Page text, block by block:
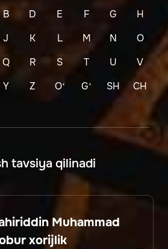
B D E F G
H
J K L M N
O
Q R S T U
V
Y Z Oʻ Gʻ SH CH
tavsiya qilinadi
Muhammad
xorijlik